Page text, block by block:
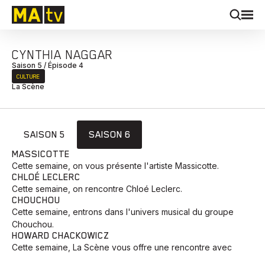
CYNTHIA NAGGAR
Saison 5 / Épisode 4
CULTURE
La Scène
SAISON 5
SAISON 6
MASSICOTTE
Cette semaine, on vous présente l'artiste Massicotte.
CHLOÉ LECLERC
Cette semaine, on rencontre Chloé Leclerc.
CHOUCHOU
Cette semaine, entrons dans l'univers musical du groupe
Chouchou.
HOWARD CHACKOWICZ
Cette semaine, La Scène vous offre une rencontre avec